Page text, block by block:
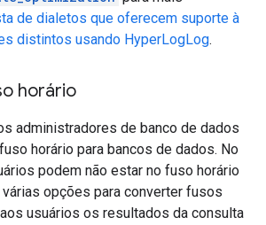
de dialetos que oferecem suporte à
distintos usando HyperLogLog.
horário
administradores de banco de dados
horário para bancos de dados. No
podem não estar no fuso horário
várias opções para converter fusos
usuários os resultados da consulta